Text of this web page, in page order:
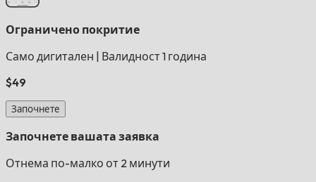
Ограничено покритие
Само дигитален
Валидност 1 година
$49
Започнете
Започнете вашата заявка
Отнема по-малко от 2 минути